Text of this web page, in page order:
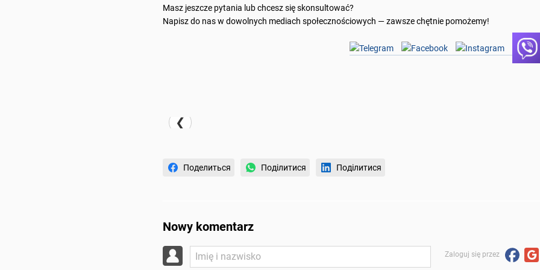
Masz jeszcze pytania lub chcesz się skonsultować?
Napisz do nas w dowolnych mediach społecznościowych — zawsze chętnie pomożemy!
❮
Поделиться Поділитися Поділитися
Nowy komentarz
Zaloguj się przez